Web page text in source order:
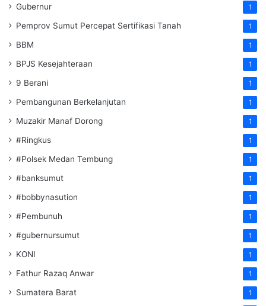
Gubernur 1
Pemprov Sumut Percepat Sertifikasi Tanah 1
BBM 1
BPJS Kesejahteraan 1
9 Berani 1
Pembangunan Berkelanjutan 1
Muzakir Manaf Dorong 1
#Ringkus 1
#Polsek Medan Tembung 1
#banksumut 1
#bobbynasution 1
#Pembunuh 1
#gubernursumut 1
KONI 1
Fathur Razaq Anwar 1
Sumatera Barat 1